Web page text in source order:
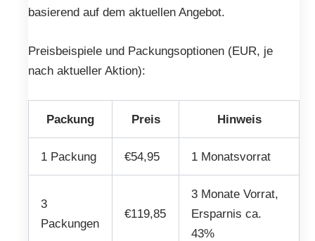
basierend auf dem aktuellen Angebot.
Preisbeispiele und Packungsoptionen (EUR, je
nach aktueller Aktion):
Packung Preis Hinweis
1 Packung €54,95 1 Monatsvorrat
3
Packungen
€119,85
3 Monate Vorrat,
Ersparnis ca.
43%